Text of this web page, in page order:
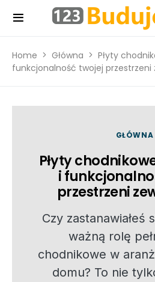
Home Główna
Płyty
funkcjonalność twojej przestrzeni
GŁÓWNA
Płyty
i
przestrzeni
Czy zastanawiałeś
ważną rolę
chodnikowe w
domu? To nie